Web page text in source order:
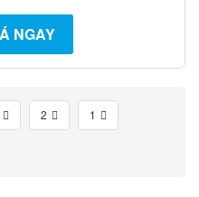
NGAY
2 1